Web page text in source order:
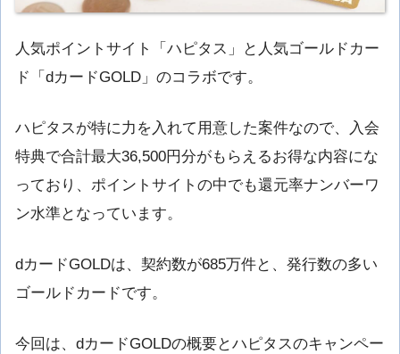
人気ポイントサイト「ハピタス」と人気ゴールドカー
ド「dカードGOLD」のコラボです。
ハピタスが特に力を入れて用意した案件なので、入会
特典で合計最大36,500円分がもらえるお得な内容にな
っており、ポイントサイトの中でも還元率ナンバーワ
ン水準となっています。
dカードGOLDは、契約数が685万件と、発行数の多い
ゴールドカードです。
今回は、dカードGOLDの概要とハピタスのキャンペー